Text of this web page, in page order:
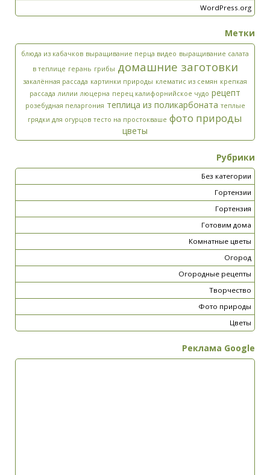
WordPress.org
Метки
блюда из кабачков выращивание перца видео выращивание салата
в теплице герань грибы домашние заготовки
закалённая рассада картинки природы клематис из семян крепкая
рассада лилии люцерна перец калифорнийское чудо рецепт
розебудная пеларгония теплица из поликарбоната теплые
грядки для огурцов тесто на простокваше фото природы
цветы
Рубрики
Без категории
Гортензии
Гортензия
Готовим дома
Комнатные цветы
Огород
Огородные рецепты
Творчество
Фото природы
Цветы
Реклама Google